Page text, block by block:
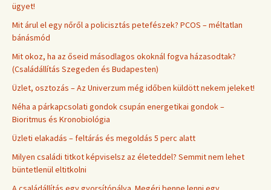
ügyet!
Mit árul el egy nőről a policisztás petefészek? PCOS – méltatlan
bánásmód
Mit okoz, ha az őseid másodlagos okoknál fogva házasodtak?
(Családállítás Szegeden és Budapesten)
Üzlet, osztozás – Az Univerzum még időben küldött nekem jeleket!
Néha a párkapcsolati gondok csupán energetikai gondok –
Bioritmus és Kronobiológia
Üzleti elakadás – feltárás és megoldás 5 perc alatt
Milyen családi titkot képviselsz az életeddel? Semmit nem lehet
büntetlenül eltitkolni